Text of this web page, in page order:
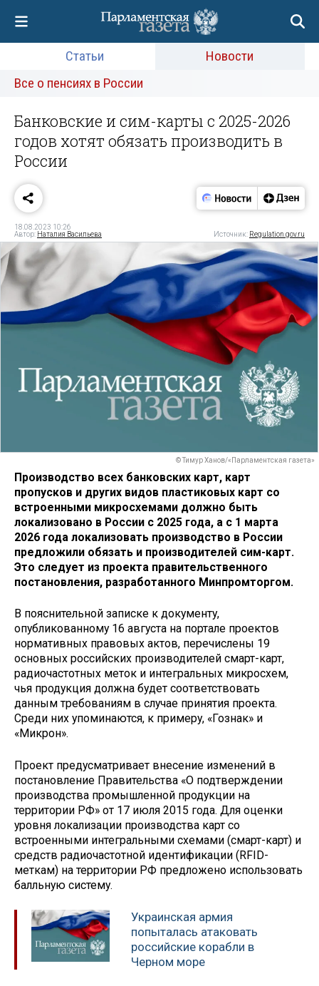
Статьи
Новости
Все о пенсиях в России
Банковские и сим-карты с 2025-2026
годов хотят обязать производить в
России
18.08.2023 10:26
Автор: Наталия Васильева Источник: Regulation.gov.ru
© Тимур Ханов/«Парламентская газета»
Производство всех банковских карт, карт
пропусков и других видов пластиковых карт со
встроенными микросхемами должно быть
локализовано в России с 2025 года, а с 1 марта
2026 года локализовать производство в России
предложили обязать и производителей сим-карт.
Это следует из проекта правительственного
постановления, разработанного Минпромторгом.
В пояснительной записке к документу,
опубликованному 16 августа на портале проектов
нормативных правовых актов, перечислены 19
основных российских производителей смарт-карт,
радиочастотных меток и интегральных микросхем,
чья продукция должна будет соответствовать
данным требованиям в случае принятия проекта.
Среди них упоминаются, к примеру, «Гознак» и
«Микрон».
Проект предусматривает внесение изменений в
постановление Правительства «О подтверждении
производства промышленной продукции на
территории РФ» от 17 июля 2015 года. Для оценки
уровня локализации производства карт со
встроенными интегральными схемами (смарт-карт) и
средств радиочастотной идентификации (RFID-
меткам) на территории РФ предложено использовать
балльную систему.
Украинская армия
попыталась атаковать
российские корабли в
Черном море